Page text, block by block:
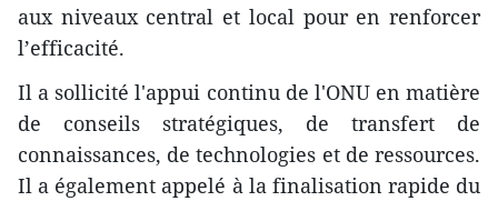
aux niveaux central et local pour en renforcer
l’efficacité.
Il a sollicité l'appui continu de l'ONU en matière
de conseils stratégiques, de transfert de
connaissances, de technologies et de ressources.
Il a également appelé à la finalisation rapide du